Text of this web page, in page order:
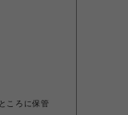
ころに保管